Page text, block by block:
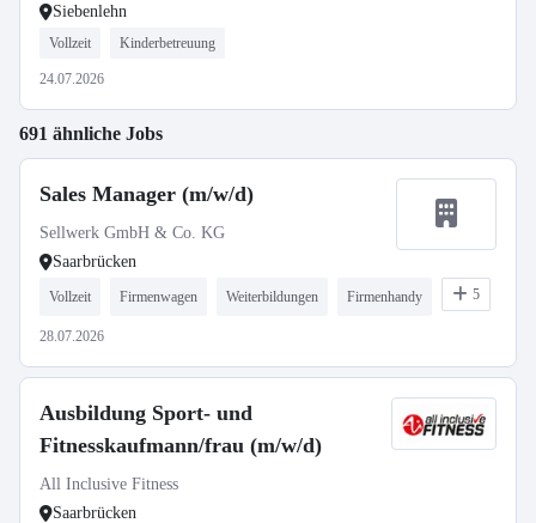
Siebenlehn
Vollzeit Kinderbetreuung
24.07.2026
691 ähnliche Jobs
Sales Manager (m/w/d)
Sellwerk GmbH & Co. KG
Saarbrücken
Vollzeit Firmenwagen Weiterbildungen Firmenhandy 5
28.07.2026
Ausbildung Sport- und
Fitnesskaufmann/frau (m/w/d)
All Inclusive Fitness
Saarbrücken